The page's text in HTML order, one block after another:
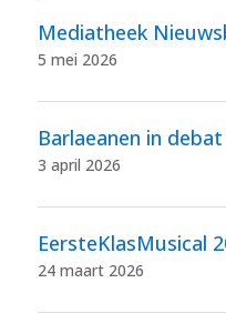
Mediatheek
5 mei 2026
Barlaeanen in
3 april 2026
EersteKlasMusical
24 maart 2026